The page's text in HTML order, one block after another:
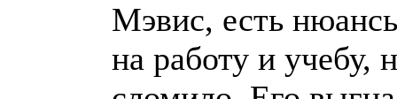
Мэвис, есть
на работу и учебу,